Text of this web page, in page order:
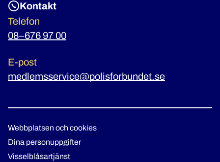
Kontakt
Telefon
08–676 97 00
E-post
medlemsservice@polisforbundet.se
Webbplatsen och cookies
Dina personuppgifter
Visselblåsartjänst